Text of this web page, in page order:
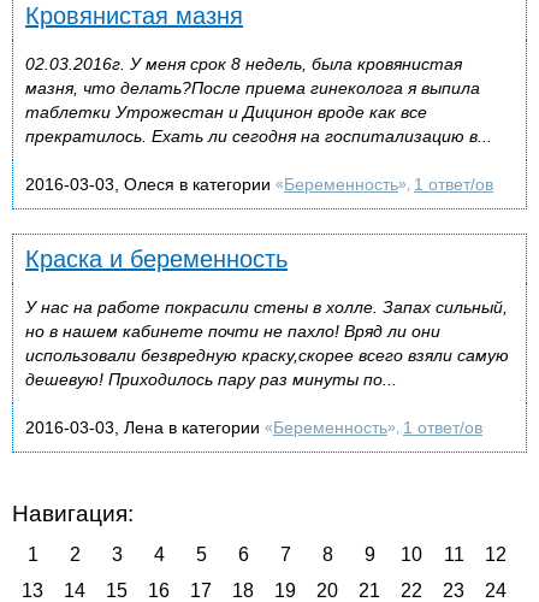
Кровянистая мазня
02.03.2016г. У меня срок 8 недель, была кровянистая
мазня, что делать?После приема гинеколога я выпила
таблетки Утрожестан и Дицинон вроде как все
прекратилось. Ехать ли сегодня на госпитализацию в...
2016-03-03, Олеся в категории «Беременность», 1 ответ/ов
Краска и беременность
У нас на работе покрасили стены в холле. Запах сильный,
но в нашем кабинете почти не пахло! Вряд ли они
использовали безвредную краску,скорее всего взяли самую
дешевую! Приходилось пару раз минуты по...
2016-03-03, Лена в категории «Беременность», 1 ответ/ов
Навигация:
1 2 3 4 5 6 7 8 9 10 11
12
13
14 15 16 17 18 19 20 21 22 23
24